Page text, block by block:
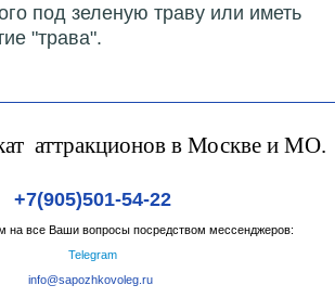
под зеленую траву или иметь
"трава".
аттракционов в Москве и МО.
+7(905)501-54-22
на все Ваши вопросы посредством мессенджеров:
Telegram
info@sapozhkovoleg.ru